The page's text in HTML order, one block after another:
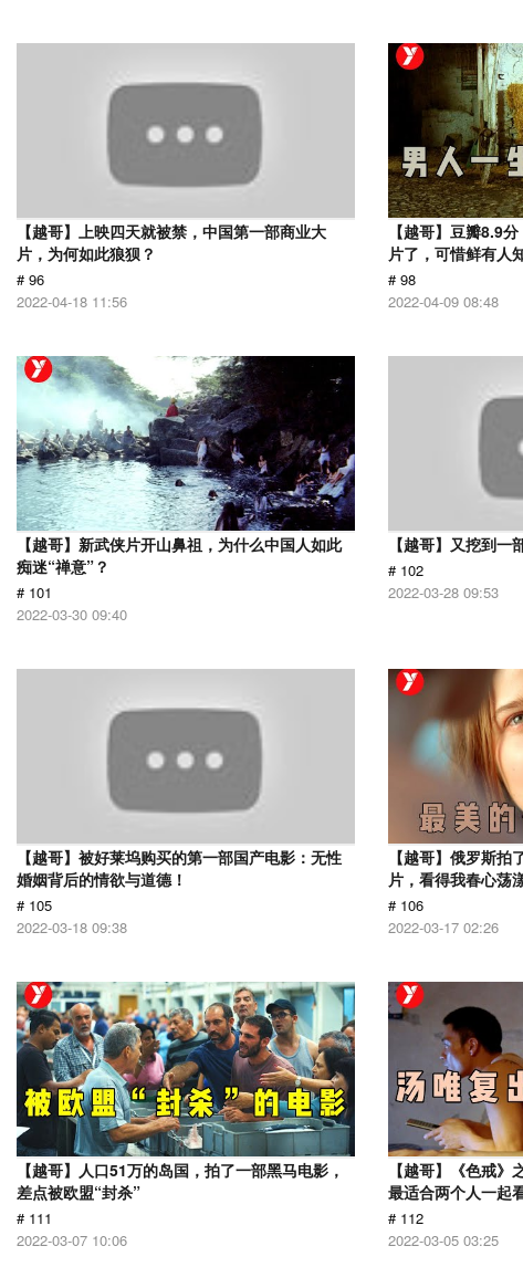
【越哥】上映四天就被禁，中国第一部商业大
片，为何如此狼狈？
# 96
2022-04-18 11:56
【越哥】豆瓣8.9
片了，可惜鲜有人
# 98
2022-04-09 08:48
【越哥】新武侠片开山鼻祖，为什么中国人如此
痴迷“禅意”？
# 101
2022-03-30 09:40
【越哥】又挖到一
# 102
2022-03-28 09:53
【越哥】被好莱坞购买的第一部国产电影：无性
婚姻背后的情欲与道德！
# 105
2022-03-18 09:38
【越哥】俄罗斯
片，看得我春心荡
# 106
2022-03-17 02:26
【越哥】人口51万的岛国，拍了一部黑马电影，
差点被欧盟“封杀”
# 111
2022-03-07 10:06
【越哥】《色戒》
最适合两个人一起
# 112
2022-03-05 03:25